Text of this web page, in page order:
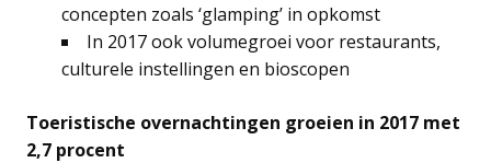
concepten zoals ‘glamping’ in opkomst
In 2017 ook volumegroei voor restaurants,
culturele instellingen en bioscopen
Toeristische overnachtingen groeien in 2017 met
2,7 procent